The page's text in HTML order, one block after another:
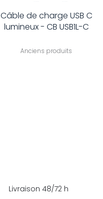
Câble de charge USB C
lumineux - CB USB1L-C
Anciens produits
Livraison 48/72 h